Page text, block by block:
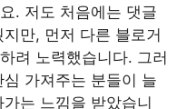
. 저도 처음에는 댓글
만, 먼저 다른 블로거
려 노력했습니다. 그러
가져주는 분들이 늘
는 느낌을 받았습니